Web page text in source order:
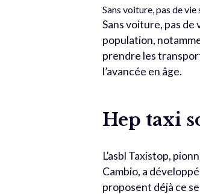
Sans voiture, pas de
Sans voiture, pas
population,
prendre les
l’avancée en âge.
Hep taxi
L’asbl Taxistop,
Cambio, a
proposent déjà ce